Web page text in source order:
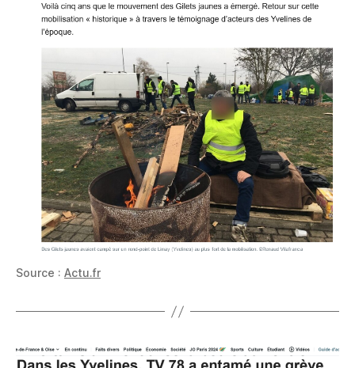
Source : Actu.fr